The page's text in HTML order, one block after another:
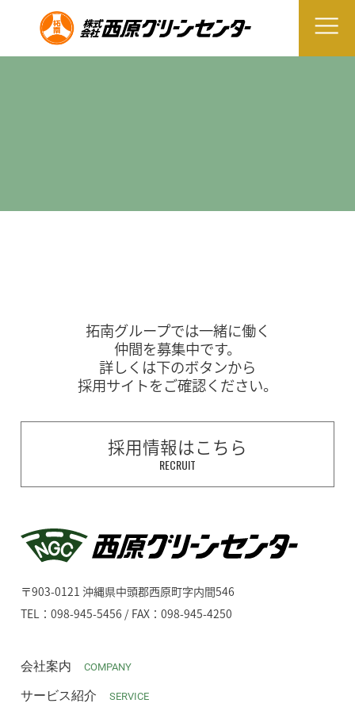
拓南グループでは一緒に働く
仲間を募集中です。
詳しくは下のボタンから
採用サイトをご確認ください。
採用情報はこちら
RECRUIT
〒903-0121 沖縄県中頭郡西原町字内間546
TEL：098-945-5456 / FAX：098-945-4250
会社案内 COMPANY
サービス紹介 SERVICE